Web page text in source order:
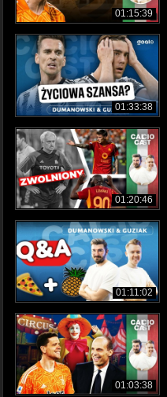
01:15:39
01:33:38
01:20:46
01:11:02
01:03:38